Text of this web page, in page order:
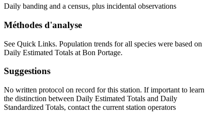
Daily banding and a census, plus incidental observations
Méthodes d'analyse
See Quick Links. Population trends for all species were based on
Daily Estimated Totals at Bon Portage.
Suggestions
No written protocol on record for this station. If important to learn
the distinction between Daily Estimated Totals and Daily
Standardized Totals, contact the current station operators